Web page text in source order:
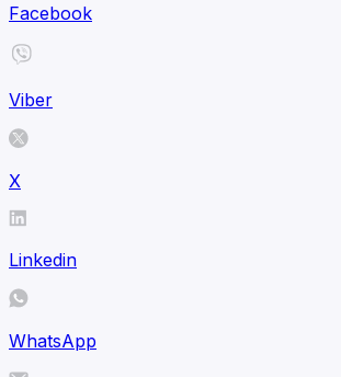
Facebook
Viber
X
Linkedin
WhatsApp